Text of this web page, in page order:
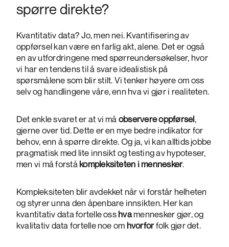
spørre direkte?
Kvantitativ data? Jo, men nei. Kvantifisering av
oppførsel kan være en farlig akt,alene. Det er også
en av utfordringene med spørreundersøkelser, hvor
vi har en tendens til å svare idealistisk på
spørsmålene som blir stilt. Vi tenker høyere om oss
selv og handlingene våre, enn hva vi gjør i realiteten.
Det enkle svaret er at vi må observere oppførsel,
gjerne over tid. Dette er en mye bedre indikator for
behov, enn å spørre direkte. Og ja, vi kan alltids jobbe
pragmatisk med lite innsikt og testing av hypoteser,
men vi må forstå kompleksiteten i mennesker.
Kompleksiteten blir avdekket når vi forstår helheten
og styrer unna den åpenbare innsikten. Her kan
kvantitativ data fortelle osshvamennesker gjør, og
kvalitativ data fortelle noe om hvorforfolk gjør det.